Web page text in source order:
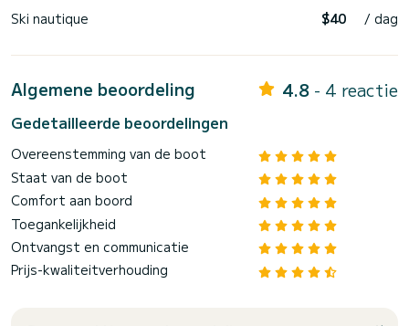
Ski nautique $40 / dag
Algemene beoordeling 4.8 - 4 reactie
Gedetailleerde beoordelingen
Overeenstemming van de boot
Staat van de boot
Comfort aan boord
Toegankelijkheid
Ontvangst en communicatie
Prijs-kwaliteitverhouding